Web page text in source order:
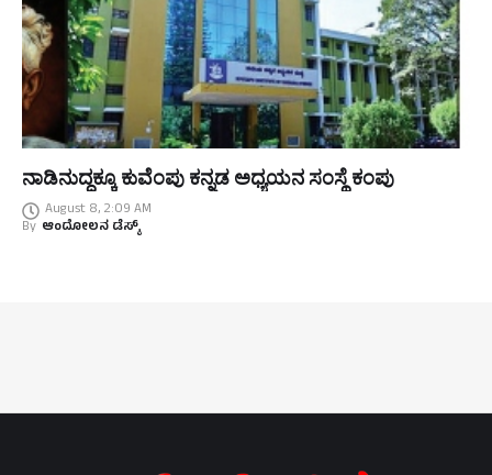
ನಾಡಿನುದ್ದಕ್ಕೂ ಕುವೆಂಪು ಕನ್ನಡ ಅಧ್ಯಯನ ಸಂಸ್ಥೆ ಕಂಪು
August 8, 2:09 AM
By ಆಂದೋಲನ ಡೆಸ್ಕ್